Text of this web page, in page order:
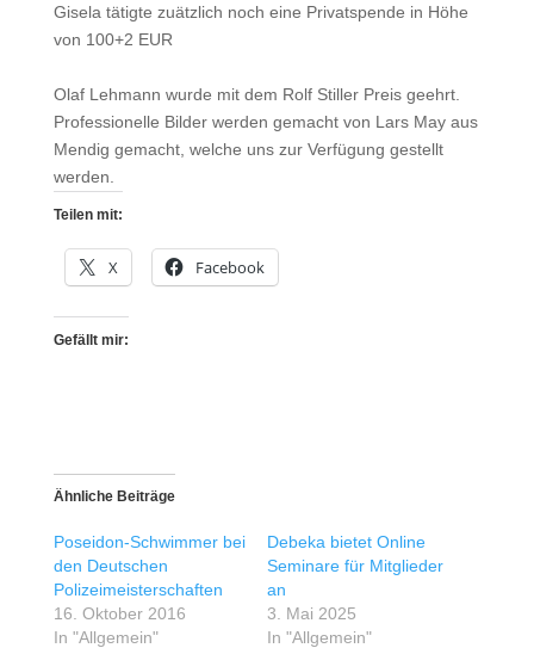
Gisela tätigte zuätzlich noch eine Privatspende in Höhe
von 100+2 EUR
Olaf Lehmann wurde mit dem Rolf Stiller Preis geehrt.
Professionelle Bilder werden gemacht von Lars May aus
Mendig gemacht, welche uns zur Verfügung gestellt
werden.
Teilen mit:
X Facebook
Gefällt mir:
Ähnliche Beiträge
Poseidon-Schwimmer bei
den Deutschen
Polizeimeisterschaften
16. Oktober 2016
In "Allgemein"
Debeka bietet Online
Seminare für Mitglieder
an
3. Mai 2025
In "Allgemein"